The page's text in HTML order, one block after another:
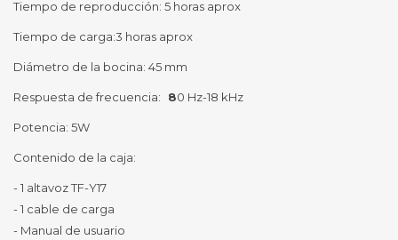
Tiempo de reproducción: 5 horas aprox
Tiempo de carga:3 horas aprox
Diámetro de la bocina: 45 mm
Respuesta de frecuencia: 80 Hz-18 kHz
Potencia: 5W
Contenido de la caja:
- 1 altavoz TF-Y17
- 1 cable de carga
- Manual de usuario